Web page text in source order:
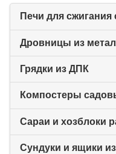
Печи для
Дровницы из
Грядки из ДПК
Компостеры
Сараи и хозблоки
Сундуки и ящики